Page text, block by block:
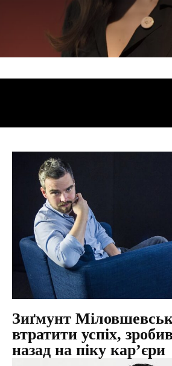
Зиґмунт
втратити успіх,
назад на піку кар’єри